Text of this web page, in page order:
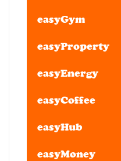
easyGym
easyProperty
easyEnergy
easyCoffee
easyHub
easyMoney